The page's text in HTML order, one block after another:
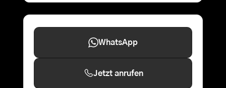
WhatsApp
Jetzt anrufen